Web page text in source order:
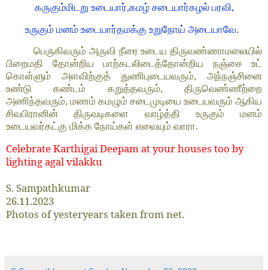
கருகும்மிடறு உடையார்,கமழ் சடையார்கழல் பரவி,
உருகும் மனம் உடையார்தமக்கு உறுநோய் அடையாவே.
பெருகிவரும் அருவி நீரை உடைய திருவண்ணாமலையில்
பிறைமதி தோன்றிய பாற்கடலிடைத்தோன்றிய நஞ்சை உட்
கொள்ளும் அளவிற்குத் துணிபுடையவரும், அந்நஞ்சினை
உண்டு கண்டம் கறுத்தவரும், திருவெண்ணீற்றை
அணிந்தவரும், மணம் கமழும் சடைமுடியை உடையவரும் ஆகிய
சிவபிரானின் திருவடிகளை வாழ்த்தி உருகும் மனம்
உடையவர்கட்கு மிக்க நோய்கள் எவையும் வாரா.
Celebrate Karthigai Deepam at your houses too by
lighting agal vilakku
S. Sampathkumar
26.11.2023
Photos of yesteryears taken from net.